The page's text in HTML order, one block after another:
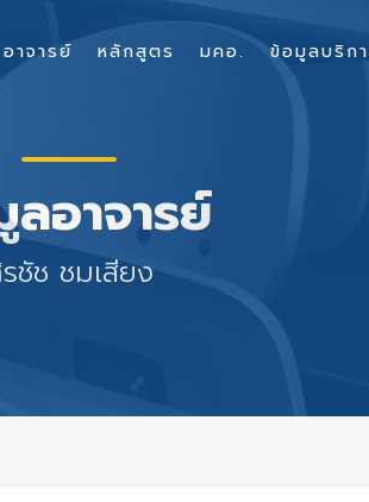
อาจารย์
ชัช ชมเสียง
อาจารย์ หลักสูตร มคอ. ข้อมูลบริก